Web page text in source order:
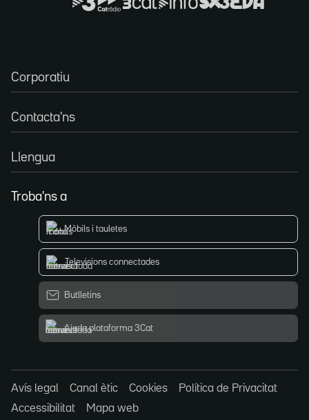
Corporatiu
Contacta'ns
Llengua
Troba'ns a
Mòbils i tauletes
Televisions connectades
Butlletins
Ajuda plataforma 3Cat
Avís legal Canal ètic Cookies
Política de Privacitat
Accessibilitat
Mapa web